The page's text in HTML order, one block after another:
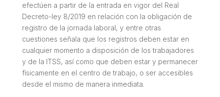
efectúen a partir de la entrada en vigor del Real
Decreto-ley 8/2019 en relación con la obligación de
registro de la jornada laboral, y entre otras
cuestiones señala que los registros deben estar en
cualquier momento a disposición de los trabajadores
y de la ITSS, así como que deben estar y permanecer
físicamente en el centro de trabajo, o ser accesibles
desde el mismo de manera inmediata.